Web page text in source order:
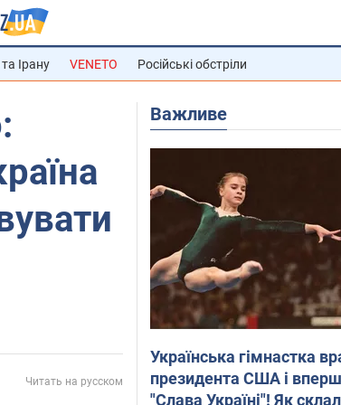
Ірану VENETO Російські обстріли
Читать на русском
Важливе
Українська гімнастка
президента США і
"Слава Україні"! Як